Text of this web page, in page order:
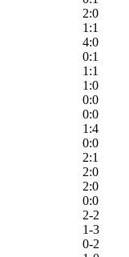
2:0
1:1
4:0
0:1
1:1
1:0
0:0
0:0
1:4
0:0
2:1
2:0
2:0
0:0
2-2
1-3
0-2